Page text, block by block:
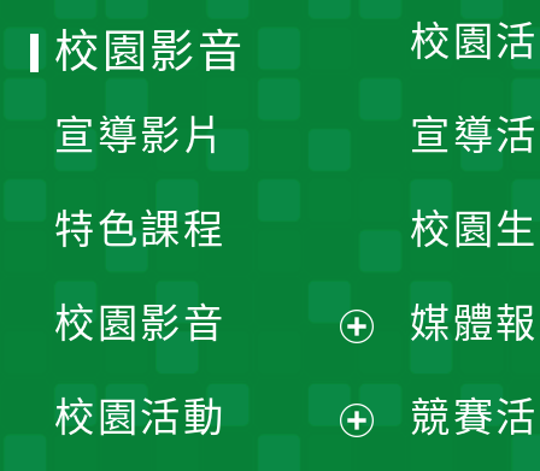
校園
宣導
校園
媒體
競賽
校園影音
宣導影片
特色課程
校園影音
開
校園活動